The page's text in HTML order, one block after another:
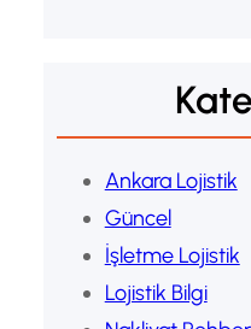
Ankara Lojistik
Güncel
İşletme Lojistik
Lojistik Bilgi